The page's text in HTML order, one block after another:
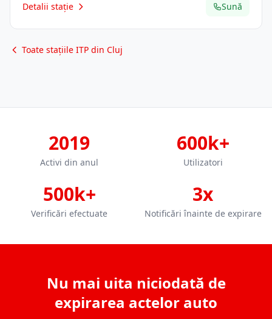
Detalii stație Sună
Toate stațiile ITP din Cluj
2019
Activi din anul
600k+
Utilizatori
500k+
Verificări efectuate
3x
Notificări înainte de expirare
Nu mai uita niciodată de
expirarea actelor auto